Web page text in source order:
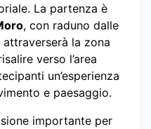
La partenza è
, con raduno dalle
la zona
verso l’area
un’esperienza
e paesaggio.
importante per